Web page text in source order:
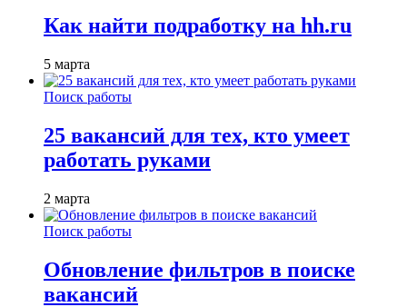
Как найти подработку на hh.ru
5 марта
Поиск работы
25 вакансий для тех, кто умеет
работать руками
2 марта
Поиск работы
Обновление фильтров в поиске
вакансий